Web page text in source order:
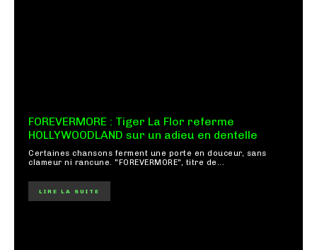
FOREVERMORE : Tiger La Flor referme
HOLLYWOODLAND sur un adieu en dentelle
Certaines chansons ferment une porte en douceur, sans
clameur ni rancune. "FOREVERMORE", titre de...
LIRE LA SUITE